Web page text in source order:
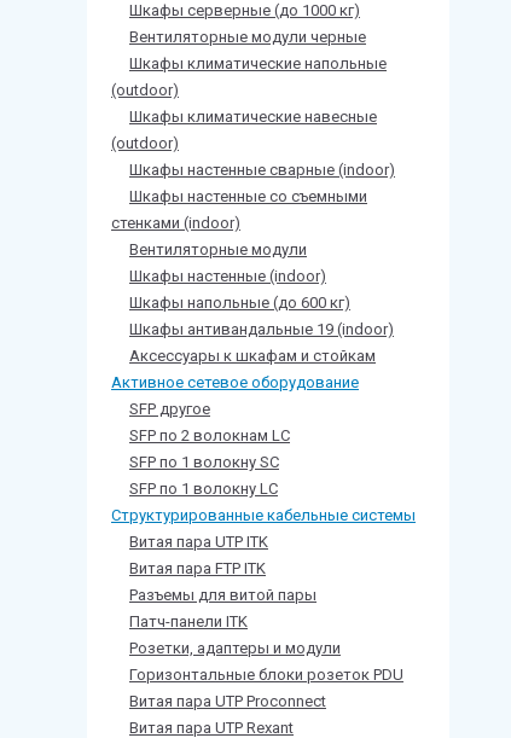
Шкафы серверные (до 1000 кг)
Вентиляторные модули черные
Шкафы климатические напольные
(outdoor)
Шкафы климатические навесные
(outdoor)
Шкафы настенные сварные (indoor)
Шкафы настенные со съемными
стенками (indoor)
Вентиляторные модули
Шкафы настенные (indoor)
Шкафы напольные (до 600 кг)
Шкафы антивандальные 19 (indoor)
Аксессуары к шкафам и стойкам
Активное сетевое оборудование
SFP другое
SFP по 2 волокнам LC
SFP по 1 волокну SC
SFP по 1 волокну LC
Структурированные кабельные системы
Витая пара UTP ITK
Витая пара FTP ITK
Разъемы для витой пары
Патч-панели ITK
Розетки, адаптеры и модули
Горизонтальные блоки розеток PDU
Витая пара UTP Proconnect
Витая пара UTP Rexant